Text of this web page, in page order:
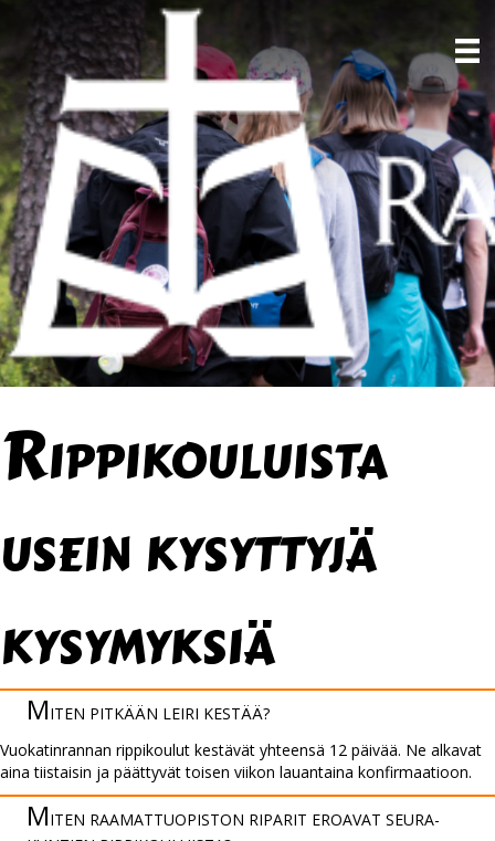
Rippikouluista
usein kysyttyjä
kysymyksiä
MITEN PITKÄÄN LEIRI KESTÄÄ?
Vuokatinrannan rippikoulut kestävät yhteensä 12 päivää. Ne alkavat
aina tiistaisin ja päättyvät toisen viikon lauantaina konfirmaatioon.
MITEN RAAMATTU­OPISTON RIPARIT EROAVAT SEURA­